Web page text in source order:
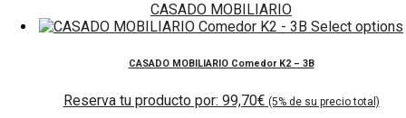
CASADO MOBILIARIO
Select options
CASADO MOBILIARIO Comedor K2 – 3B
99,70€